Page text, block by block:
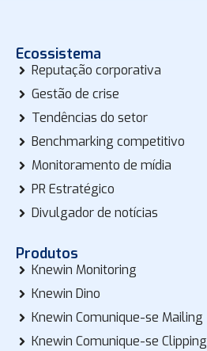
Ecossistema
Reputação corporativa
Gestão de crise
Tendências do setor
Benchmarking competitivo
Monitoramento de mídia
PR Estratégico
Divulgador de notícias
Produtos
Knewin Monitoring
Knewin Dino
Knewin Comunique-se Mailing
Knewin Comunique-se Clipping